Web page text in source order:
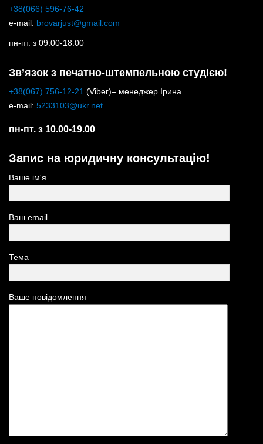
+38(066) 596-76-42
e-mail: brovarjust@gmail.com
пн-пт. з 09.00-18.00
Зв’язок з печатно-штемпельною студією!
+38(067) 756-12-21 (Viber)– менеджер Ірина.
e-mail: 5233103@ukr.net
пн-пт. з 10.00-19.00
Запис на юридичну консультацію!
Ваше ім'я
Ваш email
Тема
Ваше повідомлення